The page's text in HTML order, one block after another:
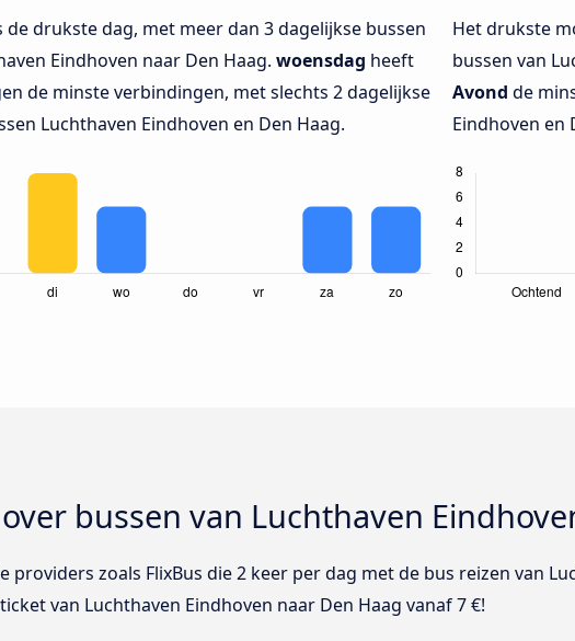
de drukste dag, met meer dan 3 dagelijkse bussen
Eindhoven naar Den Haag. woensdag heeft
de minste verbindingen, met slechts 2 dagelijkse
Luchthaven Eindhoven en Den Haag.
Het drukste
bussen van
Avond de
Eindhoven en
bussen van Luchthaven
providers zoals FlixBus die 2 keer per dag met de bus reizen van
van Luchthaven Eindhoven naar Den Haag vanaf 7 €!